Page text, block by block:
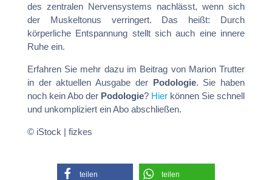
des zentralen Nervensystems nachlässt, wenn sich
der Muskeltonus verringert. Das heißt: Durch
körperliche Entspannung stellt sich auch eine innere
Ruhe ein.
Erfahren Sie mehr dazu im Beitrag von Marion Trutter
in der aktuellen Ausgabe der Podologie. Sie haben
noch kein Abo der Podologie? Hier können Sie schnell
und unkompliziert ein Abo abschließen.
© iStock | fizkes
teilen teilen